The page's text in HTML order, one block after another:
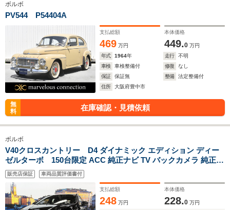
ボルボ
PV544 P54404A
支払総額
469 万円
本体価格
449.0 万円
年式
1964年 走行
不明
車検
車検整備付 修復
なし
保証
保証無 整備
法定整備付
住所
大阪府豊中市
無
料
在庫確認・見積依頼
ボルボ
V40クロスカントリー D4 ダイナミック エディション ディー
ゼルターボ 150台限定 ACC 純正ナビ TV バックカメラ 純正18
インチAW LEDヘッドライト クリアランスソナー BLIS パドル
シフト ルーフレール ハーフ革 Dメモリ付きパワーシート リモ
コンキー ETC ドライブレコーダー
販売店保証 車両品質評価書付
支払総額
248 万円
本体価格
228.0 万円